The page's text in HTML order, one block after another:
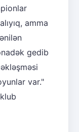
amma
gedib
var."